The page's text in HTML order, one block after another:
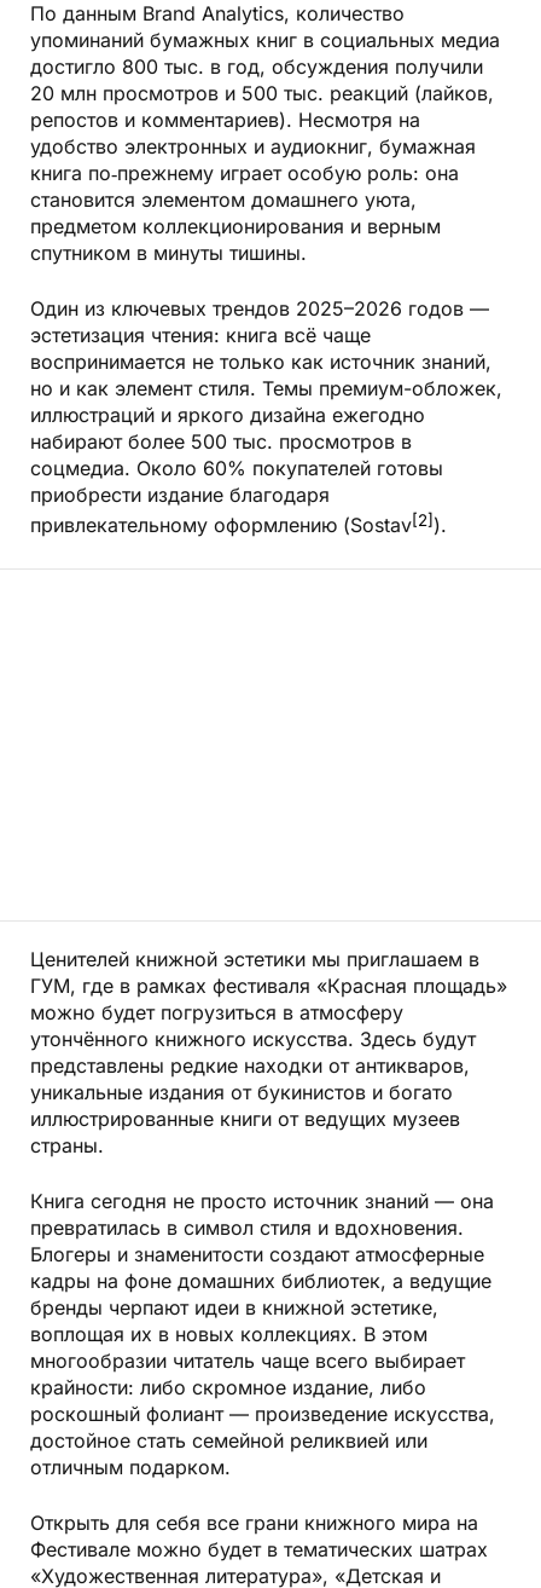
По данным Brand Analytics, количество
упоминаний бумажных книг в социальных медиа
достигло 800 тыс. в год, обсуждения получили
20 млн просмотров и 500 тыс. реакций (лайков,
репостов и комментариев). Несмотря на
удобство электронных и аудиокниг, бумажная
книга по‑прежнему играет особую роль: она
становится элементом домашнего уюта,
предметом коллекционирования и верным
спутником в минуты тишины.
Один из ключевых трендов 2025–2026 годов —
эстетизация чтения: книга всё чаще
воспринимается не только как источник знаний,
но и как элемент стиля. Темы премиум-обложек,
иллюстраций и яркого дизайна ежегодно
набирают более 500 тыс. просмотров в
соцмедиа. Около 60% покупателей готовы
приобрести издание благодаря
привлекательному оформлению (Sostav[2]).
Ценителей книжной эстетики мы приглашаем в
ГУМ, где в рамках фестиваля «Красная площадь»
можно будет погрузиться в атмосферу
утончённого книжного искусства. Здесь будут
представлены редкие находки от антикваров,
уникальные издания от букинистов и богато
иллюстрированные книги от ведущих музеев
страны.
Книга сегодня не просто источник знаний — она
превратилась в символ стиля и вдохновения.
Блогеры и знаменитости создают атмосферные
кадры на фоне домашних библиотек, а ведущие
бренды черпают идеи в книжной эстетике,
воплощая их в новых коллекциях. В этом
многообразии читатель чаще всего выбирает
крайности: либо скромное издание, либо
роскошный фолиант — произведение искусства,
достойное стать семейной реликвией или
отличным подарком.
Открыть для себя все грани книжного мира на
Фестивале можно будет в тематических шатрах
«Художественная литература», «Детская и